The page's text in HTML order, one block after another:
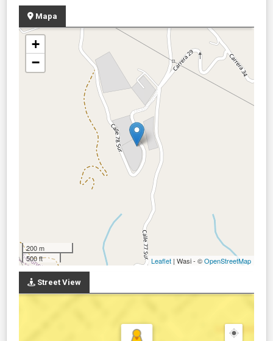
Mapa
+
−
200 m
500 ft
Leaflet | Wasi - ©OpenStreetMap
Street View